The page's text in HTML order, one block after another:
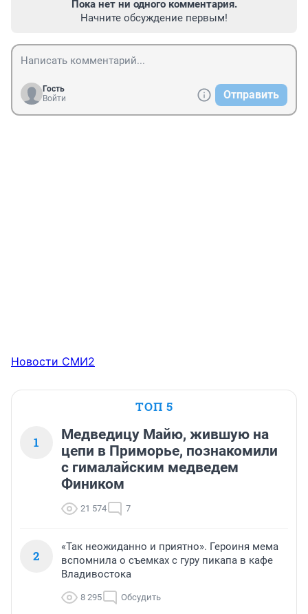
Пока нет ни одного комментария.
Начните обсуждение первым!
Гость
Войти
Отправить
Новости СМИ2
ТОП 5
1
Медведицу Майю, жившую на
цепи в Приморье, познакомили
с гималайским медведем
Фиником
21 574 7
2
«Так неожиданно и приятно». Героиня мема
вспомнила о съемках с гуру пикапа в кафе
Владивостока
8 295 Обсудить